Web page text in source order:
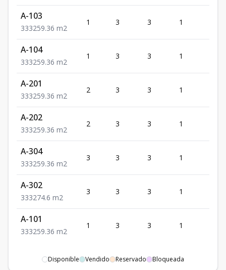
A-103
333259.36 m2
1 3 3 1
A-104
333259.36 m2
1 3 3 1
A-201
333259.36 m2
2 3 3 1
A-202
333259.36 m2
2 3 3 1
A-304
333259.36 m2
3 3 3 1
A-302
333274.6 m2
3 3 3 1
A-101
333259.36 m2
1 3 3 1
Disponible Vendido Reservado Bloqueada